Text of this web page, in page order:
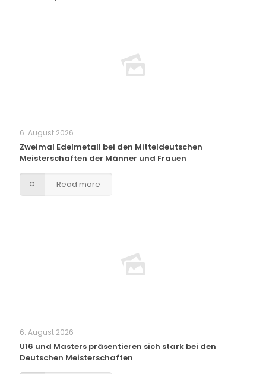
6. August 2026
Zweimal Edelmetall bei den Mitteldeutschen
Meisterschaften der Männer und Frauen
Read more
6. August 2026
U16 und Masters präsentieren sich stark bei den
Deutschen Meisterschaften